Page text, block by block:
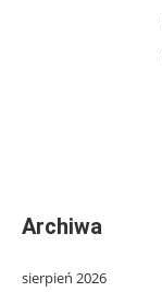
Archiwa
sierpień 2026